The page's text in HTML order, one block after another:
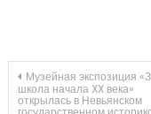
Навигация
Музейная экспозиция
школа начала XX века»
открылась в Невьянском